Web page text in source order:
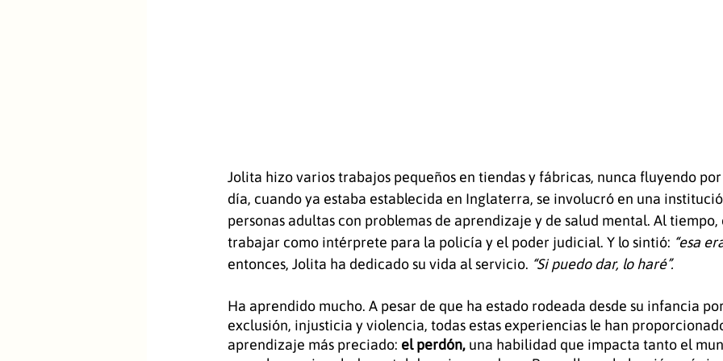
Jolita hizo varios trabajos pequeños en tiendas y fábricas, nunca fluyendo
día, cuando ya estaba establecida en Inglaterra, se involucró en una
personas adultas con problemas de aprendizaje y de salud mental. Al
trabajar como intérprete para la policía y el poder judicial. Y lo sintió: “esa
entonces, Jolita ha dedicado su vida al servicio. “Si puedo dar, lo haré”.
Ha aprendido mucho. A pesar de que ha estado rodeada desde su infancia
exclusión, injusticia y violencia, todas estas experiencias le han
aprendizaje más preciado: el perdón, una habilidad que impacta tanto el